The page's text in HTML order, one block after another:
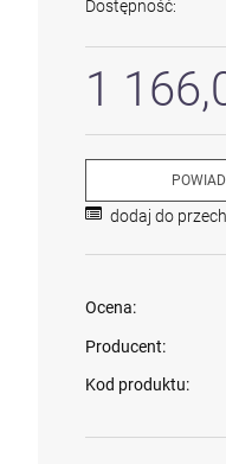
Dostępność:
1
dodaj do
Ocena:
Producent:
Kod produktu: